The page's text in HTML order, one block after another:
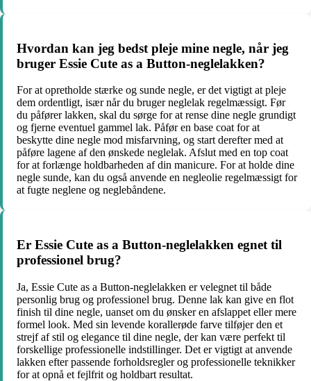
Hvordan kan jeg bedst pleje mine negle, når jeg
bruger Essie Cute as a Button-neglelakken?
For at opretholde stærke og sunde negle, er det vigtigt at pleje
dem ordentligt, især når du bruger neglelak regelmæssigt. Før
du påfører lakken, skal du sørge for at rense dine negle grundigt
og fjerne eventuel gammel lak. Påfør en base coat for at
beskytte dine negle mod misfarvning, og start derefter med at
påføre lagene af den ønskede neglelak. Afslut med en top coat
for at forlænge holdbarheden af ​​din manicure. For at holde dine
negle sunde, kan du også anvende en negleolie regelmæssigt for
at fugte neglene og neglebåndene.
Er Essie Cute as a Button-neglelakken egnet til
professionel brug?
Ja, Essie Cute as a Button-neglelakken er velegnet til både
personlig brug og professionel brug. Denne lak kan give en flot
finish til dine negle, uanset om du ønsker en afslappet eller mere
formel look. Med sin levende korallerøde farve tilføjer den et
strejf af stil og elegance til dine negle, der kan være perfekt til
forskellige professionelle indstillinger. Det er vigtigt at anvende
lakken efter passende forholdsregler og professionelle teknikker
for at opnå et fejlfrit og holdbart resultat.